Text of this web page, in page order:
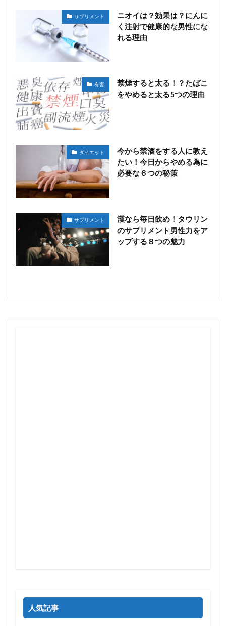
サプリメント
ニオイは？効果は？にんに
く注射で健康的な男性にな
れる理由
有害
禁煙すると太る！？たばこ
をやめると太る5つの理由
ダイエット
今から禁酒をする人に教え
たい！今日からやめる為に
必要な６つの秘策
サプリメント
漢なら毎日飲め！タウリン
のサプリメント男性力をア
ップする８つの魅力
人気記事